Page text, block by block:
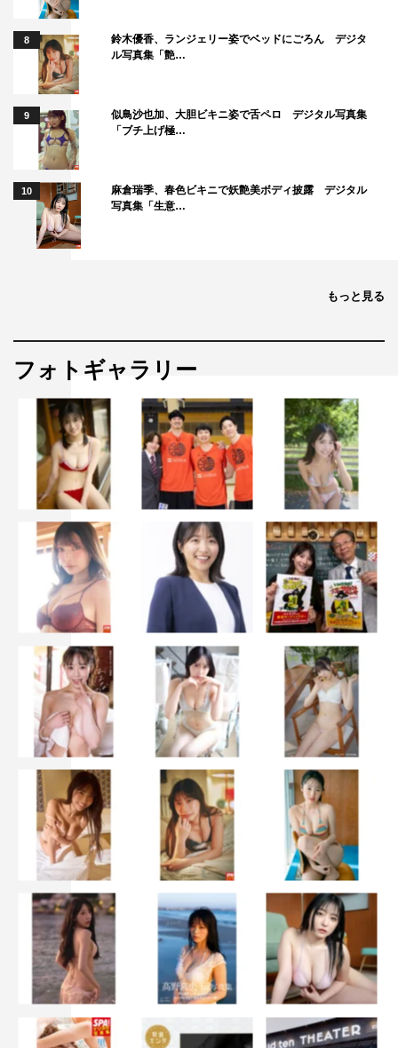
8
鈴木優香、ランジェリー姿でベッドにごろん デジタ
ル写真集「艶…
9
似鳥沙也加、大胆ビキニ姿で舌ペロ デジタル写真集
「ブチ上げ極…
10
麻倉瑞季、春色ビキニで妖艶美ボディ披露 デジタル
写真集「生意…
もっと見る
フォトギャラリー